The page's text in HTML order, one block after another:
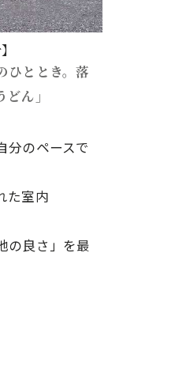
ひととき。落
ん」
分のペースで
た室内
の良さ」を最